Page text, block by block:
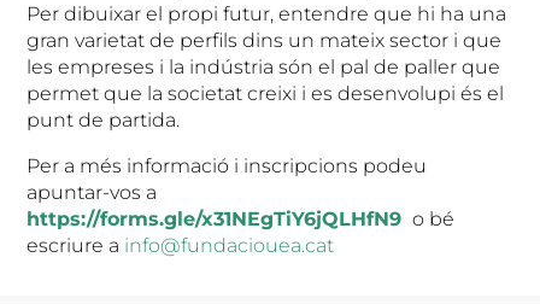
Per dibuixar el propi futur, entendre que hi ha una
gran varietat de perfils dins un mateix sector i que
les empreses i la indústria són el pal de paller que
permet que la societat creixi i es desenvolupi és el
punt de partida.
Per a més informació i inscripcions podeu
apuntar-vos a
https://forms.gle/x31NEgTiY6jQLHfN9 o bé
escriure a info@fundaciouea.cat